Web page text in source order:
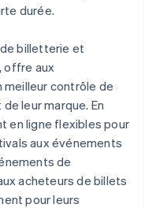
durée.
billetterie et
offre aux
contrôle de
leur marque. En
en ligne flexibles pour
aux événements
de
acheteurs de billets
pour leurs